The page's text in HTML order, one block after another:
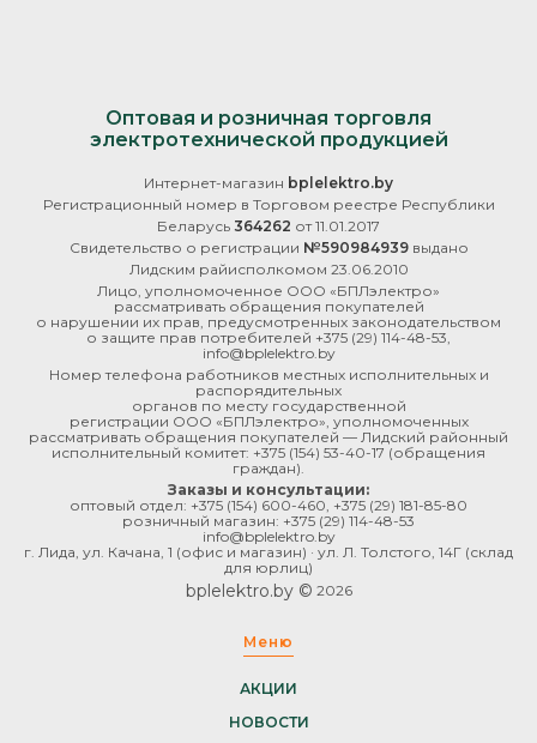
Оптовая и розничная торговля
электротехнической продукцией
Интернет-магазин bplelektro.by
Регистрационный номер в Торговом реестре Республики
Беларусь 364262 от 11.01.2017
Свидетельство о регистрации №590984939выдано
Лидским райисполкомом 23.06.2010
Лицо, уполномоченное ООО «БПЛэлектро»
рассматривать обращения покупателей
о нарушении их прав, предусмотренных законодательством
о защите прав потребителей +375 (29) 114-48-53
info@bplelektro.by
Номер телефона работников местных исполнительных и
распорядительных
органов по месту государственной
регистрации ООО «БПЛэлектро», уполномоченных
рассматривать обращения покупателей — Лидский районный
исполнительный комитет: +375 (154) 53-40-17 (обращения
граждан).
Заказы и консультации:
оптовый отдел: +375 (154) 600-460 +375 (29) 181-85-80
розничный магазин: +375 (29) 114-48-53
info@bplelektro.by
г. Лида, ул. Качана, 1 (офис и магазин) · ул. Л. Толстого, 14Г (склад
для юрлиц)
bplelektro.by © 2026
Меню
АКЦИИ
НОВОСТИ